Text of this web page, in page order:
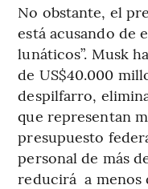
No obstante, el
está acusando de
lunáticos”. Musk
de US$40.000
despilfarro,
que representan
presupuesto
personal de más
reducirá a menos